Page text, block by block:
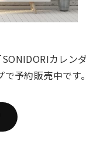
カレン
予約販売中です